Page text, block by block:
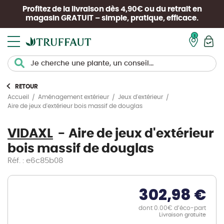
Profitez de la livraison dès 4,90€ ou du retrait en
magasin GRATUIT – simple, pratique, efficace.
RETOUR
Accueil
Aménagement extérieur
Jeux d'extérieur
Aire de jeux d'extérieur bois massif de douglas
VIDAXL
Aire de jeux d'extérieur
bois massif de douglas
Réf. : e6c85b08
302,98 €
dont 0.00€ d’éco-part
Livraison gratuite